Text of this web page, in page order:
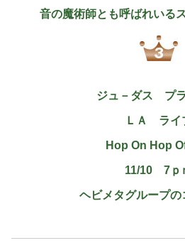
音の魔術師とも呼ばれいる
ジュ－ダス プ
ＬＡ ライ
Hop On Hop
11/10 7ｐ
ヘビメタグループの